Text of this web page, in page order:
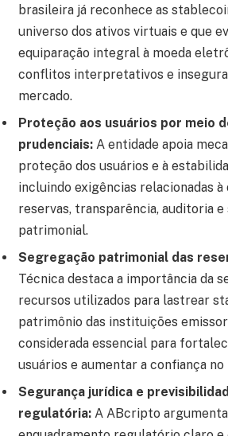
brasileira já reconhece as
universo dos ativos virtuais e que
equiparação integral à moeda
conflitos interpretativos e
mercado.
Proteção aos usuários por meio
prudenciais: A entidade apoia
proteção dos usuários e à
incluindo exigências relacionadas à
reservas, transparência, auditoria e
patrimonial.
Segregação patrimonial das
Técnica destaca a importância da
recursos utilizados para lastrear
patrimônio das instituições
considerada essencial para
usuários e aumentar a confiança no
Segurança jurídica e
regulatória: A ABcripto